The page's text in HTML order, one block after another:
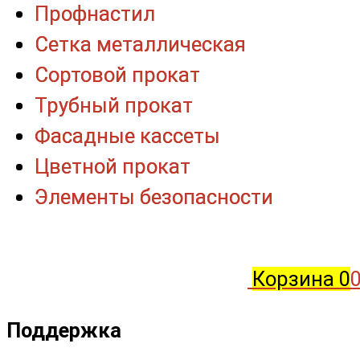
Корзина 0
Поддержка
Профнастил
Сетка металлическая
Сортовой прокат
Трубный прокат
Фасадные кассеты
Цветной прокат
Элементы безопасности
Профнастил
Сетка металлическая
Сортовой прокат
Трубный прокат
Фасадные кассеты
Цветной прокат
Элементы безопасности